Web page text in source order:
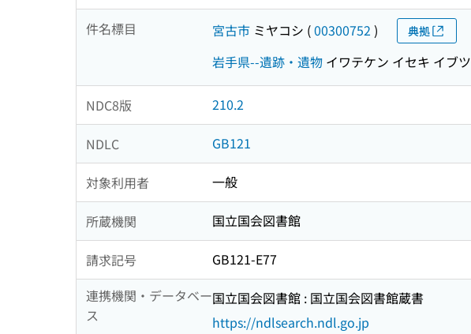
件名標目 宮古市 ミヤコシ (00300752 ) 典拠
岩手県--遺跡・遺物 イワテケン イセキ イブツ
NDC8版 210.2
NDLC GB121
対象利用者 一般
所蔵機関 国立国会図書館
請求記号
GB121-E77
連携機関・データベー
ス
国立国会図書館 : 国立国会図書館蔵書
https://ndlsearch.ndl.go.jp